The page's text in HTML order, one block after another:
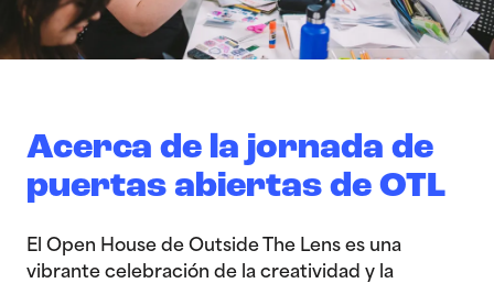
Acerca de la jornada de
puertas abiertas de OTL
El Open House de Outside The Lens es una
vibrante celebración de la creatividad y la